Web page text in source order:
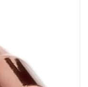
аккаунт